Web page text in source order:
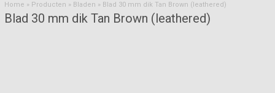
Home » Producten » Bladen » Blad 30 mm dik Tan Brown (leathered)
Blad 30 mm dik Tan Brown (leathered)